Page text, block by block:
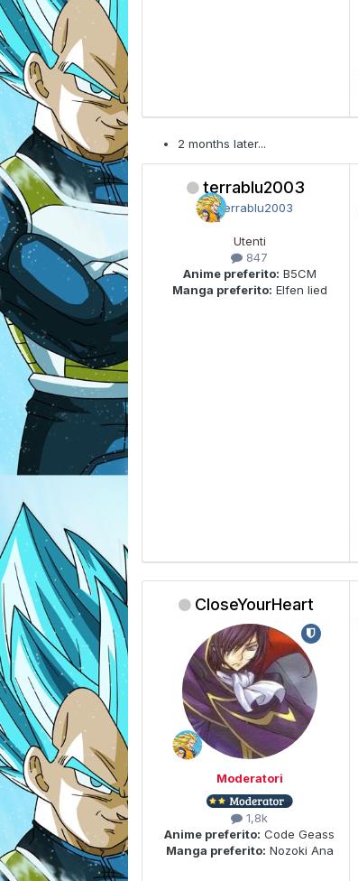
2 months later...
terrablu2003
Utenti
847
Anime preferito: B5CM
Manga preferito: Elfen lied
CloseYourHeart
Moderatori
1,8k
Anime preferito: Code Geass
Manga preferito: Nozoki Ana